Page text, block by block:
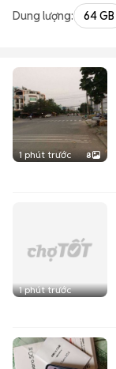
Dung lượng: 64 GB
1 phút trước 8
1 phút trước